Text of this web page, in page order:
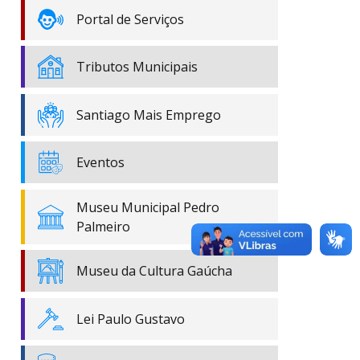
Portal de Serviços
Tributos Municipais
Santiago Mais Emprego
Eventos
Museu Municipal Pedro
Palmeiro
Museu da Cultura Gaúcha
Lei Paulo Gustavo